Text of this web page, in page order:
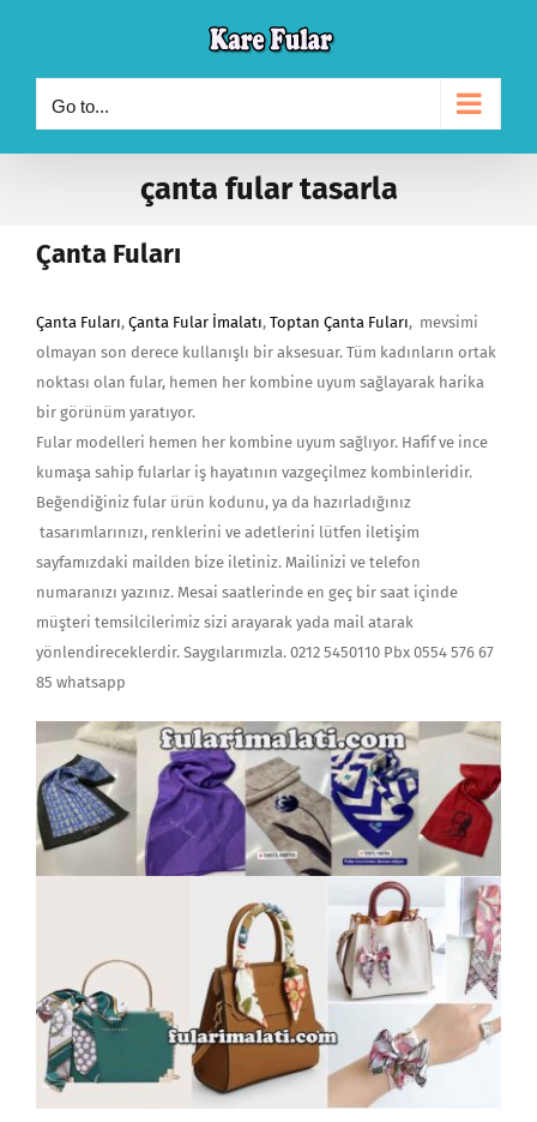
content
Go to...
çanta fular tasarla
Çanta Fuları
Çanta Fuları, Çanta Fular İmalatı, Toptan Çanta Fuları, mevsimi
olmayan son derece kullanışlı bir aksesuar. Tüm kadınların ortak
noktası olan fular, hemen her kombine uyum sağlayarak harika
bir görünüm yaratıyor.
Fular modelleri hemen her kombine uyum sağlıyor. Hafif ve ince
kumaşa sahip fularlar iş hayatının vazgeçilmez kombinleridir.
Beğendiğiniz fular ürün kodunu, ya da hazırladığınız
tasarımlarınızı, renklerini ve adetlerini lütfen iletişim
sayfamızdaki mailden bize iletiniz. Mailinizi ve telefon
numaranızı yazınız. Mesai saatlerinde en geç bir saat içinde
müşteri temsilcilerimiz sizi arayarak yada mail atarak
yönlendireceklerdir. Saygılarımızla. 0212 5450110 Pbx 0554 576 67
85 whatsapp